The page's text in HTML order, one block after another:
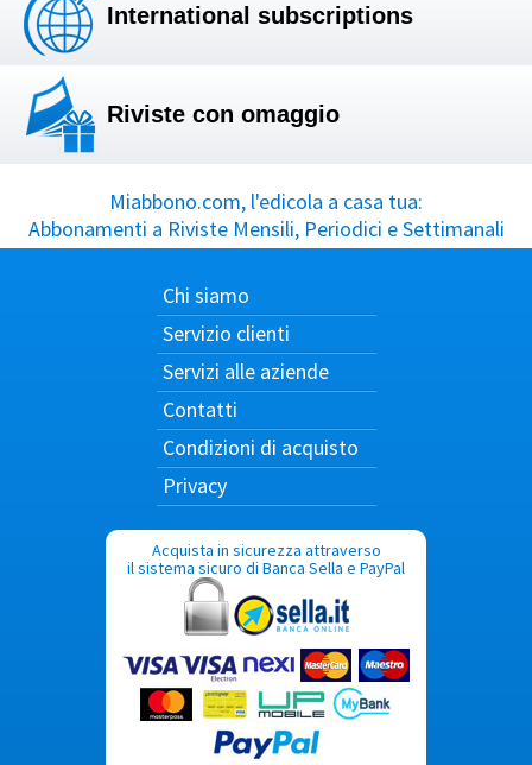
International subscriptions
Riviste con omaggio
Miabbono.com, l'edicola a casa tua:
Abbonamenti a Riviste Mensili, Periodici e Settimanali
Chi siamo
Servizio clienti
Servizi alle aziende
Contatti
Condizioni di acquisto
Privacy
Acquista in sicurezza attraverso
il sistema sicuro di Banca Sella e PayPal